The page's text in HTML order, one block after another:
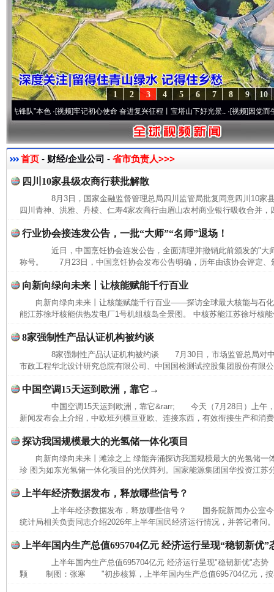
10
9
8
7
6
5
4
3
2
1
”本色·[视频]牢记初心使命 奋进复兴征程丨宝塔山下好光景..·[视频]因党而生 为党
首页 - 财经/企业公司 - 省市负责人>>>
四川10家县级农商行获批解散
8月3日，国家金融监督管理总局四川监管局批复同意四川10
四川青神、洪雅、丹棱、仁寿4家农商行由眉山农村商业银行吸收合并
行业协会接连发公告，一批“大师”“名师”退场！
近日，中国烹饪协会连发公告，全面清理并撤销此前颁发的"大
称号。 7月23日，中国烹饪协会发布公告明确，历年由该协会评定、
向新向绿向未来丨让核能赋能千行百业
向新向绿向未来丨让核能赋能千行百业——探访全球最大核能与石
能江苏徐圩核能供热发电厂1号机组核岛全景图。 中核苏能江苏徐圩核
8家强制性产品认证机构被约谈
8家强制性产品认证机构被约谈 7月30日，市场监管总局对中
市政工程华北设计研究总院有限公司、中国国检测试控股集团股份有限
中国空调15天运到欧洲，靠它→
中国空调15天运到欧洲，靠它&rarr; 今天（7月28日）上午，
新闻发布会上介绍，中欧班列横亘亚欧、连接东西，有效衔接生产和消
探访我国规模最大的光氢储一体化项目
向新向绿向未来丨滩涂之上 绿能奔涌探访我国规模最大的光氢储一
珍 图为如东光氢储一体化项目的光伏阵列。国家能源集团国华投资
上半年经济数据发布，释放哪些信号？
上半年经济数据发布，释放哪些信号？ 国务院新闻办公室今
统计局相关负责同志介绍2026年上半年国民经济运行情况，并答记者问
上半年国内生产总值695704亿元 经济运行呈现“稳韧新优”
上半年国内生产总值695704亿元 经济运行呈现"稳韧新优"态
颗 制图：张寒 "初步核算，上半年国内生产总值695704亿元，按
完善运行机制助力责任有效落实 一纸欠